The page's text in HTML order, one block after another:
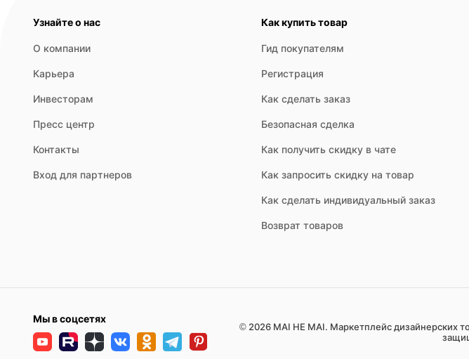
Узнайте о нас
О компании
Карьера
Инвесторам
Пресс центр
Контакты
Вход для партнеров
Как купить товар
Гид покупателям
Регистрация
Как сделать заказ
Безопасная сделка
Как получить скидку в чате
Как запросить скидку на товар
Как сделать индивидуальный заказ
Возврат товаров
Мы в соцсетях
© 2026 MAI HE MAI. Маркетплейс дизайнерских